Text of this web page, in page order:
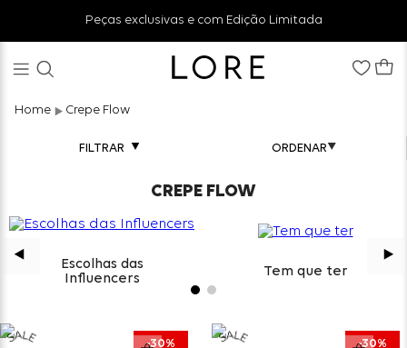
Peças exclusivas e com Edição Limitada
Crepe Flow
FILTRAR
CREPE FLOW
Escolhas das
Influencers
Tem que ter
30% 30%